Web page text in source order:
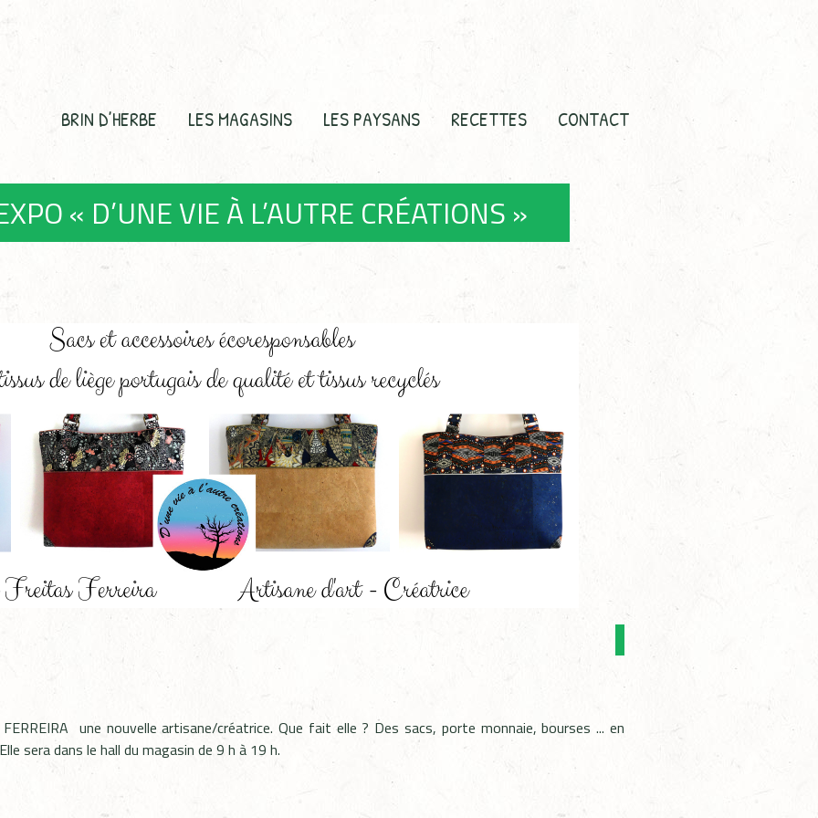
BRIN D’HERBE LES MAGASINS LES PAYSANS RECETTES CONTACT
« D’UNE VIE À L’AUTRE CRÉATIONS »
FERREIRA une nouvelle artisane/créatrice. Que fait elle ? Des sacs, porte monnaie, bourses ... en
sera dans le hall du magasin de 9 h à 19 h.